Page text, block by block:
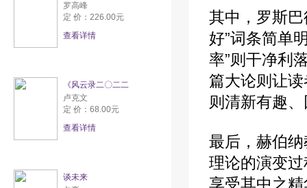
罗高峰
定 价：226.00元
查看详情
《风云录二〇二二
卢克文
定 价：68.00元
查看详情
谈未来
其中，罗斯
好”词条简单
率”则干净利
篇大论则让
则清新有趣
最后，赫伯
理论的演变
享受其中之